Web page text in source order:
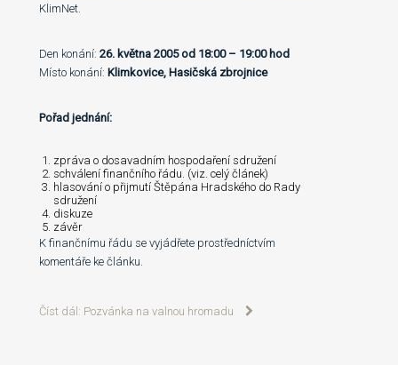
KlimNet.
Den konání: 26. května 2005 od 18:00 – 19:00 hod
Místo konání: Klimkovice, Hasičská zbrojnice
Pořad jednání:
zpráva o dosavadním hospodaření sdružení
schválení finančního řádu. (viz. celý článek)
hlasování o přijmutí Štěpána Hradského do Rady
sdružení
diskuze
závěr
K finančnímu řádu se vyjádřete prostředníctvím
komentáře ke článku.
Číst dál: Pozvánka na valnou hromadu